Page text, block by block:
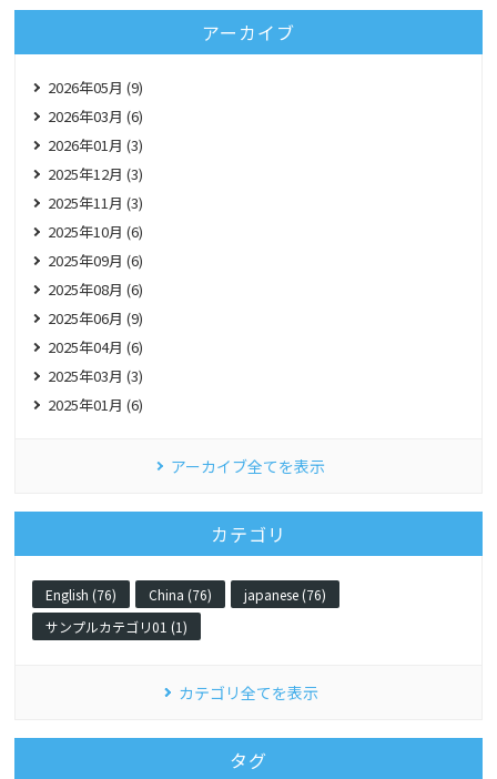
アーカイブ
2026年05月 (9)
2026年03月 (6)
2026年01月 (3)
2025年12月 (3)
2025年11月 (3)
2025年10月 (6)
2025年09月 (6)
2025年08月 (6)
2025年06月 (9)
2025年04月 (6)
2025年03月 (3)
2025年01月 (6)
アーカイブ全てを表示
カテゴリ
English (76) China (76)
japanese (76)
サンプルカテゴリ01 (1)
カテゴリ全てを表示
タグ